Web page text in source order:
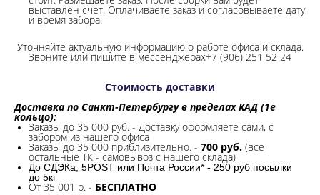
выставлен счет. Оплачиваете заказ и согласовываете дату
и время забора.
Уточняйте актуальную информацию о работе офиса и склада.
Звоните или пишите в мессенджерах+7 (906) 251 52 24
Стоимость доставки
Доставка по Санкт-Петербургу в пределах КАД (1е
кольцо):
Заказы до 35 000 руб. - Доставку оформляете сами, с
забором из нашего офиса
Заказы до 35 000 приблизительно. - 700 руб. (все
остальные ТК - самовывоз с нашего склада)
До СДЭКа, 5POST или Почта России* - 250 руб посылки
до 5кг
От 35 001 р. - БЕСПЛАТНО